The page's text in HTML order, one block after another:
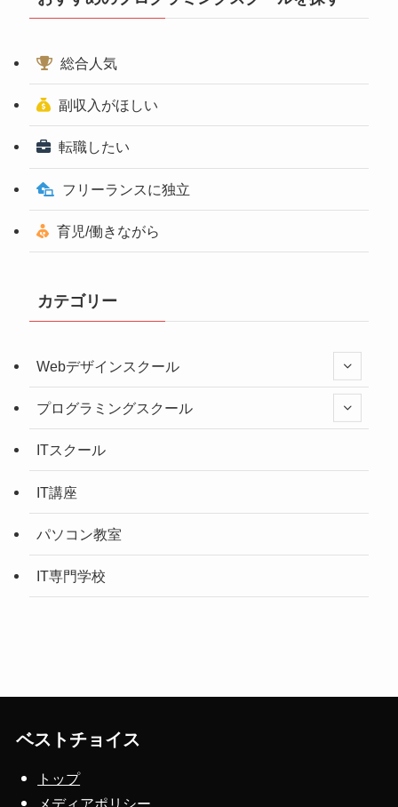
総合人気
副収入がほしい
転職したい
フリーランスに独立
育児/働きながら
カテゴリー
Webデザインスクール
プログラミングスクール
ITスクール
IT講座
パソコン教室
IT専門学校
ベストチョイス
トップ
メディアポリシー